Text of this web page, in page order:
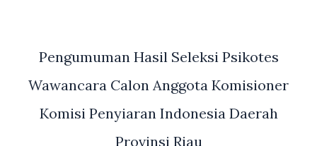
Pengumuman Hasil Seleksi Psikotes
Wawancara Calon Anggota Komisioner
Komisi Penyiaran Indonesia Daerah
Provinsi Riau